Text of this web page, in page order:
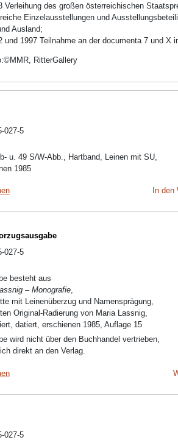
Verleihung des großen österreichischen
Einzelausstellungen und
Ausland;
und 1997 Teilnahme an der documenta 7 und X
RitterGallery
027-5
u. 49 S/W-Abb., Hartband, Leinen mit SU,
1985
In den
027-5
besteht aus
– Monografie,
mit Leinenüberzug und Namensprägung,
Original-Radierung von Maria Lassnig,
datiert, erschienen 1985, Auflage 15
wird nicht über den Buchhandel vertrieben,
direkt an den Verlag.
027-5